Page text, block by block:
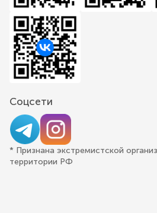
Соцсети
* Признана экстремистской
территории РФ